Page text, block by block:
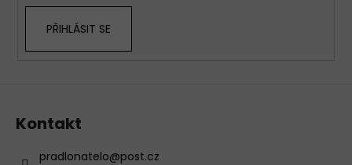
PŘIHLÁSIT SE
Kontakt
pradlonatelo@post.cz